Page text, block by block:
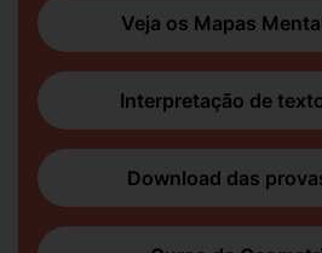
Veja os Mapas
Interpretação de
Download das